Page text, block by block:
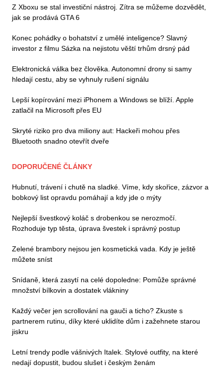
Z Xboxu se stal investiční nástroj. Zítra se můžeme dozvědět,
jak se prodává GTA 6
Konec pohádky o bohatství z umělé inteligence? Slavný
investor z filmu Sázka na nejistotu věští trhům drsný pád
Elektronická válka bez člověka. Autonomní drony si samy
hledají cestu, aby se vyhnuly rušení signálu
Lepší kopírování mezi iPhonem a Windows se blíží. Apple
zatlačil na Microsoft přes EU
Skryté riziko pro dva miliony aut: Hackeři mohou přes
Bluetooth snadno otevřít dveře
DOPORUČENÉ ČLÁNKY
Hubnutí, trávení i chutě na sladké. Víme, kdy skořice, zázvor a
bobkový list opravdu pomáhají a kdy jde o mýty
Nejlepší švestkový koláč s drobenkou se nerozmočí.
Rozhoduje typ těsta, úprava švestek i správný postup
Zelené brambory nejsou jen kosmetická vada. Kdy je ještě
můžete sníst
Snídaně, která zasytí na celé dopoledne: Pomůže správné
množství bílkovin a dostatek vlákniny
Každý večer jen scrollování na gauči a ticho? Zkuste s
partnerem rutinu, díky které uklidíte dům i zažehnete starou
jiskru
Letní trendy podle vášnivých Italek. Stylové outfity, na které
nedají dopustit, budou slušet i českým ženám